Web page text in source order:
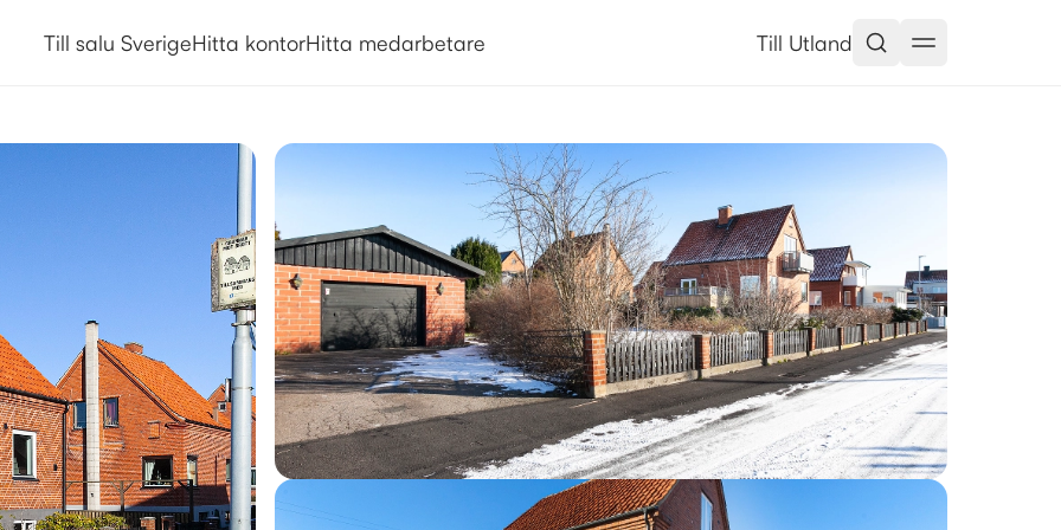
Till salu SverigeHitta kontorHitta medarbetare Till Utland